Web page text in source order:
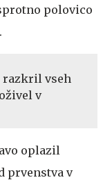
polovico
razkril vseh
v
oplazil
prvenstva v